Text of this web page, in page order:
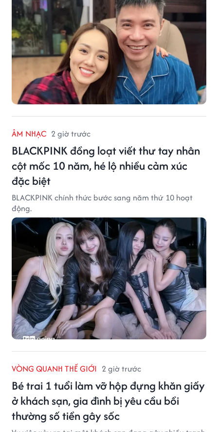
ÂM NHẠC 2 giờ trước
BLACKPINK đồng loạt viết thư tay nhân
cột mốc 10 năm, hé lộ nhiều cảm xúc
đặc biệt
BLACKPINK chính thức bước sang năm thứ 10 hoạt
động.
VÒNG QUANH THẾ GIỚI 2 giờ trước
Bé trai 1 tuổi làm vỡ hộp đựng khăn giấy
ở khách sạn, gia đình bị yêu cầu bồi
thường số tiền gây sốc